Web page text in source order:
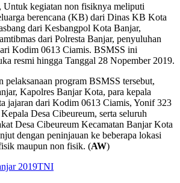
Untuk kegiatan non fisiknya meliputi
berencana (KB) dari Dinas KB Kota
dari Kesbangpol Kota Banjar,
dari Polresta Banjar, penyuluhan
Kodim 0613 Ciamis. BSMSS ini
resmi hingga Tanggal 28 Nopember 2019.
pelaksanaan program BSMSS tersebut,
Kapolres Banjar Kota, para kepala
jajaran dari Kodim 0613 Ciamis, Yonif 323
Desa Cibeureum, serta seluruh
Desa Cibeureum Kecamatan Banjar Kota
dengan peninjauan ke beberapa lokasi
maupun non fisik. (AW)
2019TNI